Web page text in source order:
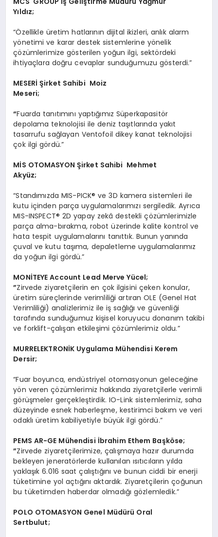
Yıldız;
“Özellikle üretim hatlarının dijital ikizleri, anlık alarm
yönetimi ve karar destek sistemlerine yönelik
çözümlerimize gösterilen yoğun ilgi, sektördeki
ihtiyaçlara doğru cevaplar sunduğumuzu gösterdi.”
MESERİ Şirket Sahibi Moiz
Meseri;
“Fuarda tanıtımını yaptığımız Süperkapasitör
depolama teknolojisi ile deniz taşıtlarında yakıt
tasarrufu sağlayan Ventofoil dikey kanat teknolojisi
çok ilgi gördü.”
MİS OTOMASYON Şirket Sahibi Mehmet
Akyüz;
“Standımızda MIS-PICK® ve 3D kamera sistemleri ile
kutu içinden parça uygulamalarımızı sergiledik. Ayrıca
MIS-INSPECT® 2D yapay zekâ destekli çözümlerimizle
parça alma-bırakma, robot üzerinde kalite kontrol ve
hata tespit uygulamalarını tanıttık. Bunun yanında
çuval ve kutu taşıma, depaletleme uygulamalarımız
da yoğun ilgi gördü.”
MONİTEYE Account Lead Merve Yücel;
”Zirvede ziyaretçilerin en çok ilgisini çeken konular,
üretim süreçlerinde verimliliği artıran OLE (Genel Hat
Verimliliği) analizlerimiz ile iş sağlığı ve güvenliği
tarafında sunduğumuz kişisel koruyucu donanım takibi
ve forklift-çalışan etkileşimi çözümlerimiz oldu.”
MURRELEKTRONİK Uygulama Mühendisi Kerem
Dersir;
“Fuar boyunca, endüstriyel otomasyonun geleceğine
yön veren çözümlerimiz hakkında ziyaretçilerle verimli
görüşmeler gerçekleştirdik. IO-Link sistemlerimiz, saha
düzeyinde esnek haberleşme, kestirimci bakım ve veri
odaklı üretim kabiliyetiyle büyük ilgi gördü.”
PEMS AR-GE Mühendisi İbrahim Ethem Başköse;
”Zirvede ziyaretçilerimize, çalışmaya hazır durumda
bekleyen jeneratörlerde kullanılan ısıtıcıların yılda
yaklaşık 6.016 saat çalıştığını ve bunun ciddi bir enerji
tüketimine yol açtığını aktardık. Ziyaretçilerin çoğunun
bu tüketimden haberdar olmadığı gözlemledik.”
POLO OTOMASYON Genel Müdürü Oral
Sertbulut;